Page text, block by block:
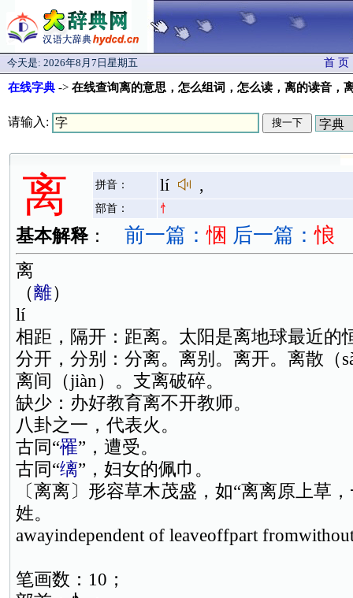
今天是: 2026年8月7日星期五 首 页
在线字典 -> 在线查询离的意思，怎么组词，怎么读，离的读音
请输入:
离 拼音： lí ,
部首： 忄
基本解释 ： 前一篇：悃 后一篇：悢
离
（離）
lí
相距，隔开：距离。太阳是离地球最近的
分开，分别：分离。离别。离开。离散（
离间（jiàn）。支离破碎。
缺少：办好教育离不开教师。
八卦之一，代表火。
古同“罹”，遭受。
古同“缡”，妇女的佩巾。
〔离离〕形容草木茂盛，如“离离原上草
姓。
awayindependent of leaveoffpart
笔画数：10；